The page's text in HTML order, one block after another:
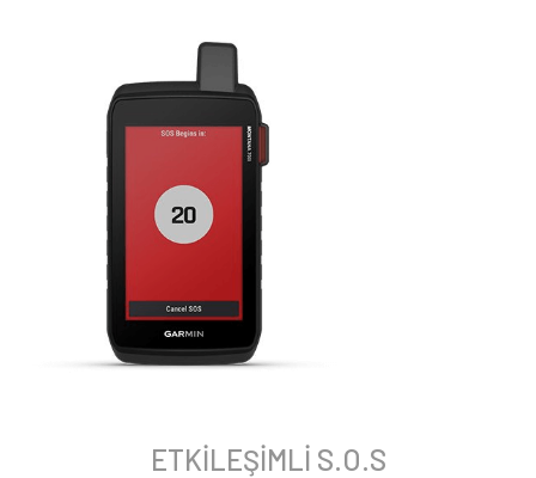
ETKİLEŞİMLİ S.O.S